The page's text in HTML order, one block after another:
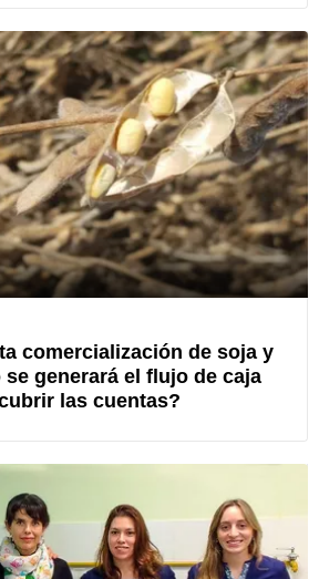
comercialización de soja y
generará el flujo de caja
las cuentas?